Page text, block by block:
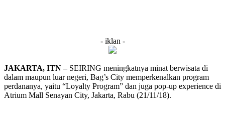
- iklan -
JAKARTA, ITN – SEIRING meningkatnya minat berwisata di
dalam maupun luar negeri, Bag’s City memperkenalkan program
perdananya, yaitu “Loyalty Program” dan juga pop-up experience di
Atrium Mall Senayan City, Jakarta, Rabu (21/11/18).